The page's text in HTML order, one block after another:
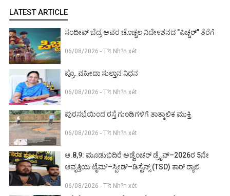
LATEST ARTICLE
ಸಂದೀಪ್ ಬೆದ್ರ ಅವರ ಚೊಚ್ಚಲ ನಿದೇ೯ಶನದ "ಪಿಚ್ಚರ್" ತೆರೆಗೆ
06/08/2026 - T?t Nh?n xét
ಪ್ರೊ. ವಹೀದಾ ಸುಲ್ತಾನ ನಿಧನ
06/08/2026 - T?t Nh?n xét
ಪುರಸಭೆಯಿಂದ ರಸ್ತೆ ಗುಂಡಿಗಳಿಗೆ ತಾತ್ಕಾಲಿಕ ಮುಕ್ತಿ
06/08/2026 - T?t Nh?n xét
ಆ.8,9: ಮೂಡುಬಿದಿರೆ ಅಡ್ವೆಂಚರ್ ಡ್ರೈವ್–2026ರ 5ನೇ
ಆವೃತ್ತಿಯ ಟೈಮ್–ಸ್ಪೀಡ್–ಡಿಸ್ಟೆನ್ಸ್ (TSD) ಕಾರ್ ರ‍್ಯಾಲಿ
06/08/2026 - T?t Nh?n xét